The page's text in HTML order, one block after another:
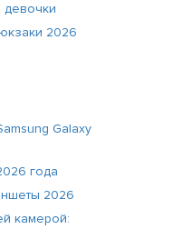
2026
Galaxy
года
2026
камерой: